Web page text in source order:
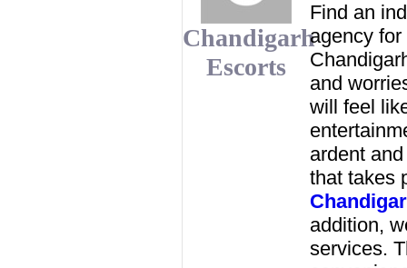
Chandigarh
Escorts
Find an
agency
and
will feel
ardent
that takes
addition,
services.